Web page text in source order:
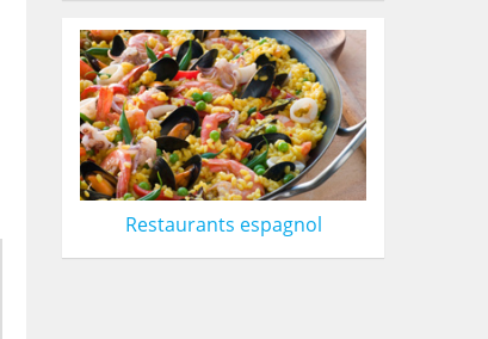
Restaurants espagnol